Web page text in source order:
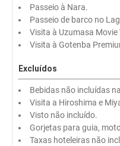
Passeio à Nara.
Passeio de barco no
Visita à Uzumasa Movie
Visita à Gotenba
Excluídos
Bebidas não incluídas
Visita a Hiroshima e
Visto não incluído.
Gorjetas para guia,
Taxas hoteleiras não